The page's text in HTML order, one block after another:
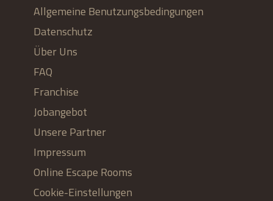
Allgemeine Benutzungsbedingungen
Datenschutz
Über Uns
FAQ
Franchise
Jobangebot
Unsere Partner
Impressum
Online Escape Rooms
Cookie-Einstellungen